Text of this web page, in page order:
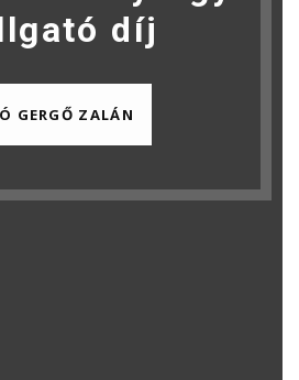
díj
GERGŐ ZALÁN